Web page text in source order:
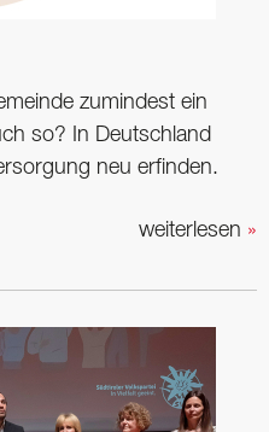
zumindest ein
so? In Deutschland
neu erfinden.
weiterlesen »